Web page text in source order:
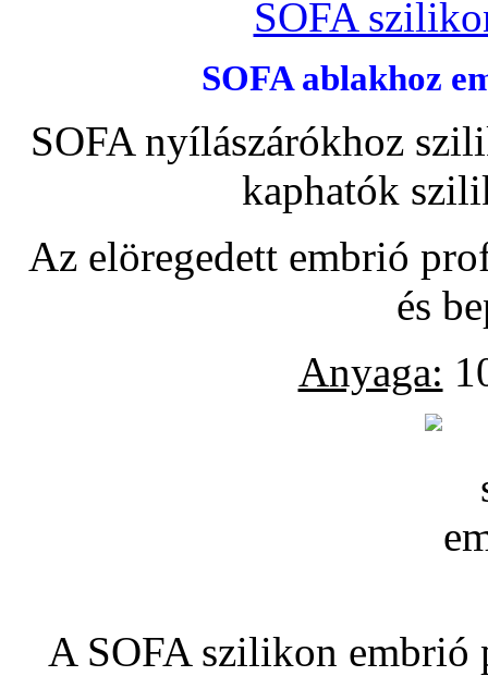
SOFA
SOFA ablakhoz
SOFA nyílászárókhoz
kaphatók
Az elöregedett embrió
és
Anyaga:
A SOFA szilikon embrió